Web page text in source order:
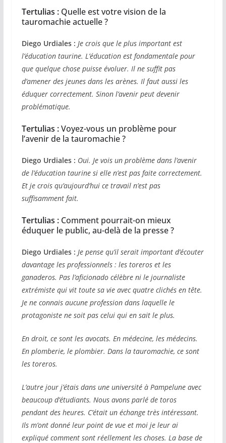
Tertulias :Quelle est votre vision de la
tauromachie actuelle ?
Diego Urdiales : Je crois que le plus important est
l’éducation taurine. L’éducation est fondamentale pour
que quelque chose puisse évoluer. Il ne suffit pas
d’amener des jeunes dans les arènes. Il faut aussi les
éduquer correctement. Sinon l’avenir peut devenir
problématique.
Tertulias :Voyez-vous un problème pour
l’avenir de la tauromachie ?
Diego Urdiales : Oui. Je vois un problème dans l’avenir
de l’éducation taurine si elle n’est pas faite correctement.
Et je crois qu’aujourd’hui ce travail n’est pas
suffisamment fait.
Tertulias :Comment pourrait-on mieux
éduquer le public, au-delà de la presse ?
Diego Urdiales : Je pense qu’il serait important d’écouter
davantage les professionnels : les toreros et les
ganaderos. Pas l’aficionado célèbre ni le journaliste
extrémiste qui vit toute sa vie avec quatre clichés en tête.
Je ne connais aucune profession dans laquelle le
protagoniste ne soit pas celui qui en sait le plus.
En droit, ce sont les avocats. En médecine, les médecins.
En plomberie, le plombier. Dans la tauromachie, ce sont
les toreros.
L’autre jour j’étais dans une université à Pampelune avec
beaucoup d’étudiants. Nous avons parlé de toros
pendant des heures. C’était un échange très intéressant.
Ils m’ont donné leur point de vue et moi je leur ai
expliqué comment sont réellement les choses. La base de